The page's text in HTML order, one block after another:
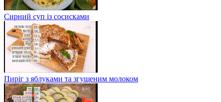
Сирний суп із сосисками
Пиріг з яблуками та згущеним молоком